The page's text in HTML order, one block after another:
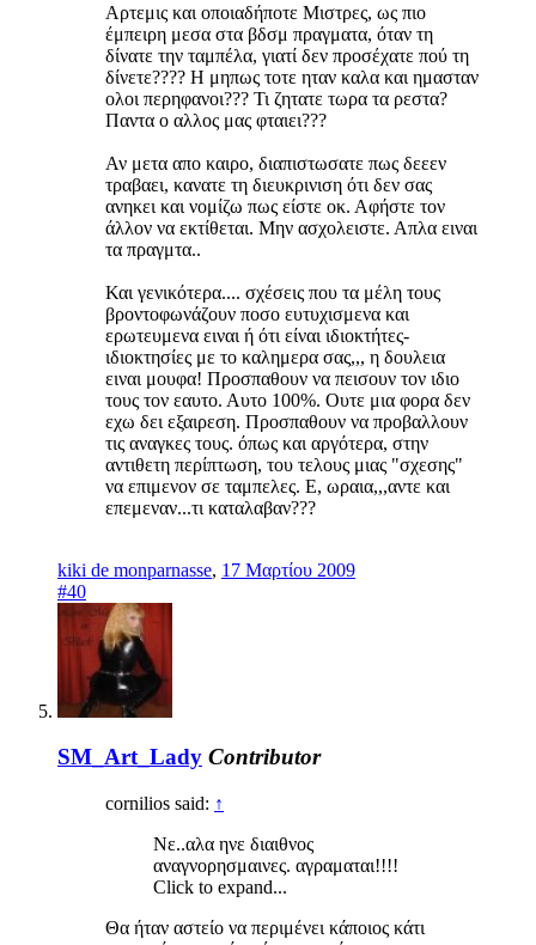
Αρτεμις και οποιαδήποτε Μιστρες, ως πιο
έμπειρη μεσα στα βδσμ πραγματα, όταν τη
δίνατε την ταμπέλα, γιατί δεν προσέχατε πού τη
δίνετε???? Η μηπως τοτε ηταν καλα και ημασταν
ολοι περηφανοι??? Τι ζητατε τωρα τα ρεστα?
Παντα ο αλλος μας φταιει???
Αν μετα απο καιρο, διαπιστωσατε πως δεεεν
τραβαει, κανατε τη διευκρινιση ότι δεν σας
ανηκει και νομίζω πως είστε οκ. Αφήστε τον
άλλον να εκτίθεται. Μην ασχολειστε. Απλα ειναι
τα πραγμτα..
Και γενικότερα.... σχέσεις που τα μέλη τους
βροντοφωνάζουν ποσο ευτυχισμενα και
ερωτευμενα ειναι ή ότι είναι ιδιοκτήτες-
ιδιοκτησίες με το καλημερα σας,,, η δουλεια
ειναι μουφα! Προσπαθουν να πεισουν τον ιδιο
τους τον εαυτο. Αυτο 100%. Ουτε μια φορα δεν
εχω δει εξαιρεση. Προσπαθουν να προβαλλουν
τις αναγκες τους. όπως και αργότερα, στην
αντιθετη περίπτωση, του τελους μιας "σχεσης"
να επιμενον σε ταμπελες. Ε, ωραια,,,αντε και
επεμεναν...τι καταλαβαν???
kiki de monparnasse, 17 Μαρτίου 2009
#40
SM_Art_Lady Contributor
cornilios said: ↑
Νε..αλα ηνε διαιθνος
αναγνορησμαινες. αγραμαται!!!!
Click to expand...
Θα ήταν αστείο να περιμένει κάποιος κάτι